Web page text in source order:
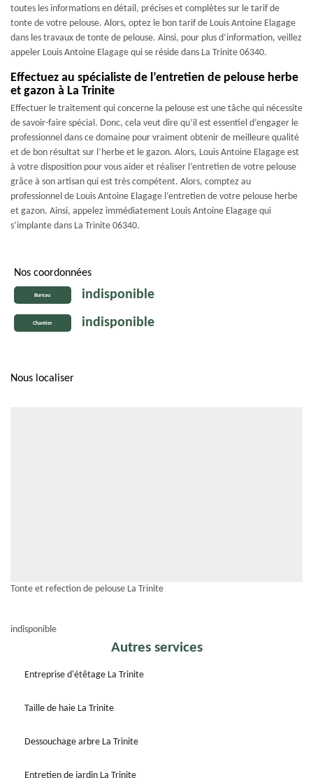
toutes les informations en détail, précises et complètes sur le tarif de
tonte de votre pelouse. Alors, optez le bon tarif de Louis Antoine Elagage
dans les travaux de tonte de pelouse. Ainsi, pour plus d’information, veillez
appeler Louis Antoine Elagage qui se réside dans La Trinite 06340.
Effectuez au spécialiste de l’entretien de pelouse herbe
et gazon à La Trinite
Effectuer le traitement qui concerne la pelouse est une tâche qui nécessite
de savoir-faire spécial. Donc, cela veut dire qu’il est essentiel d’engager le
professionnel dans ce domaine pour vraiment obtenir de meilleure qualité
et de bon résultat sur l’herbe et le gazon. Alors, Louis Antoine Elagage est
à votre disposition pour vous aider et réaliser l’entretien de votre pelouse
grâce à son artisan qui est très compétent. Alors, comptez au
professionnel de Louis Antoine Elagage l’entretien de votre pelouse herbe
et gazon. Ainsi, appelez immédiatement Louis Antoine Elagage qui
s’implante dans La Trinite 06340.
Nos coordonnées
Bureau indisponible
Chantier indisponible
Nous localiser
Tonte et refection de pelouse La Trinite
indisponible
Autres services
Entreprise d'étêtage La Trinite
Taille de haie La Trinite
Dessouchage arbre La Trinite
Entretien de jardin La Trinite